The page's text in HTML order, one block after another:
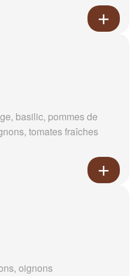
basilic, pommes de
tomates fraîches
oignons